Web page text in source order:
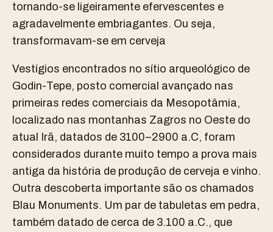
tornando-se ligeiramente efervescentes e
agradavelmente embriagantes. Ou seja,
transformavam-se em cerveja
Vestígios encontrados no sítio arqueológico de
Godin-Tepe, posto comercial avançado nas
primeiras redes comerciais da Mesopotâmia,
localizado nas montanhas Zagros no Oeste do
atual Irã, datados de 3100–2900 a.C, foram
considerados durante muito tempo a prova mais
antiga da história de produção de cerveja e vinho.
Outra descoberta importante são os chamados
Blau Monuments. Um par de tabuletas em pedra,
também datado de cerca de 3.100 a.C., que